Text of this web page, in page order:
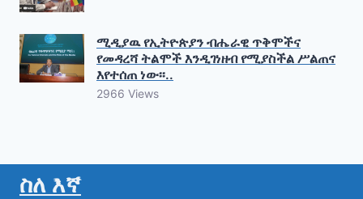
ሚዲያዉ የኢትዮጵያን ብሔራዊ ጥቅሞችና
የመዳረሻ ትልሞች እንዲገነዘብ የሚያስችል ሥልጠና
እየተሰጠ ነው፡፡..
2966 Views
ስለ እኛ